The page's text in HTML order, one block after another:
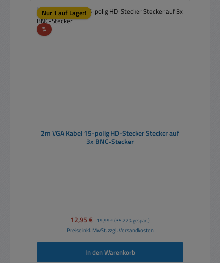
Nur 1 auf Lager!
%Rabatt
2m VGA Kabel 15-polig HD-Stecker Stecker auf
3x BNC-Stecker
Verkaufspreis:
12,95 € Regulärer Preis:
19,99 € (35.22% gespart)
Preise inkl. MwSt. zzgl. Versandkosten
In den Warenkorb